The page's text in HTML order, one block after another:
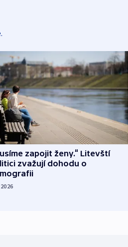
zapojit ženy.“ Litevští
zvažují dohodu o